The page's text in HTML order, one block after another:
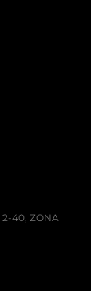
2-40, ZONA